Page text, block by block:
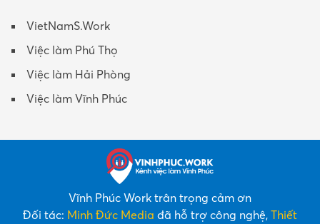
VietNamS.Work
Việc làm Phú Thọ
Việc làm Hải Phòng
Việc làm Vĩnh Phúc
Vĩnh Phúc Work trân trọng cảm ơn
Đối tác: Minh Đức Media đã hỗ trợ công nghệ, Thiết